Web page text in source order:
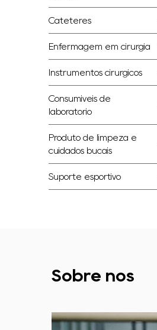
Cateteres
Enfermagem em cirurgia
Instrumentos cirúrgicos
Consumíveis de
laboratório
Produto de limpeza e
cuidados bucais
Suporte esportivo
Sobre nós